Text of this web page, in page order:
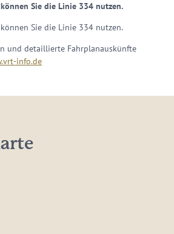
Sie die Linie 334 nutzen.
Sie die Linie 334 nutzen.
und detaillierte Fahrplanauskünfte
info.de